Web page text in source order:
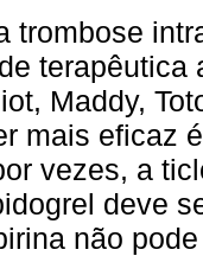
trombose
Maddy,
mais eficaz
vezes, a
deve
não